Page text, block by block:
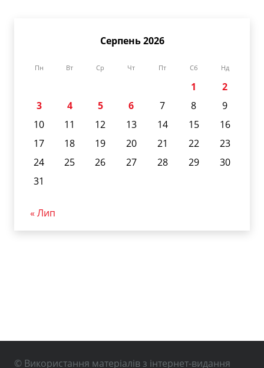
Серпень 2026
Пн Вт Ср Чт Пт Сб Нд
1
2
3
4 5 6 7 8
9
10
11 12 13 14 15
16
17
18 19 20 21 22
23
24
25 26 27 28 29
30
31
« Лип
© Використання матеріалів з інтернет-видання